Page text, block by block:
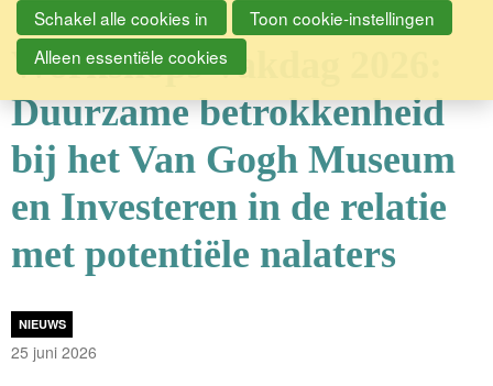
Workshops Vakdag 2026:
Duurzame betrokkenheid
bij het Van Gogh Museum
en Investeren in de relatie
met potentiële nalaters
NIEUWS
25 juni 2026
Schakel alle cookies in
Toon cookie-instellingen
Alleen essentiële cookies